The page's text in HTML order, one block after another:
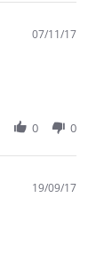
07/11/17
0 0
19/09/17